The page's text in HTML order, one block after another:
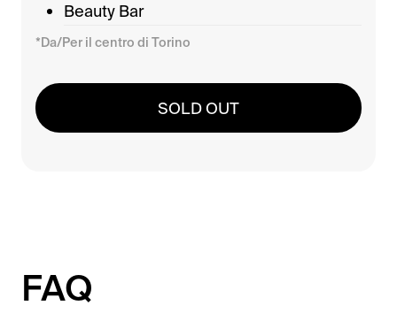
Beauty Bar
*Da/Per il centro di Torino
SOLD OUT
FAQ